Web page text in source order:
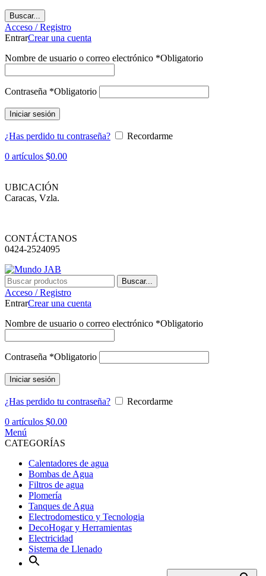
Buscar...
Acceso / Registro
EntrarCrear una cuenta
Nombre de usuario o correo electrónico *Obligatorio
Contraseña *Obligatorio
Iniciar sesión
¿Has perdido tu contraseña?
Recordarme
0 artículos $0.00
UBICACIÓN
Caracas, Vzla.
CONTÁCTANOS
0424-2524095
Buscar...
Acceso / Registro
EntrarCrear una cuenta
Nombre de usuario o correo electrónico *Obligatorio
Contraseña *Obligatorio
Iniciar sesión
¿Has perdido tu contraseña?
Recordarme
0 artículos $0.00
Menú
CATEGORÍAS
Calentadores de agua
Bombas de Agua
Filtros de agua
Plomería
Tanques de Agua
Electrodomestico y Tecnologia
DecoHogar y Herramientas
Electricidad
Sistema de Llenado